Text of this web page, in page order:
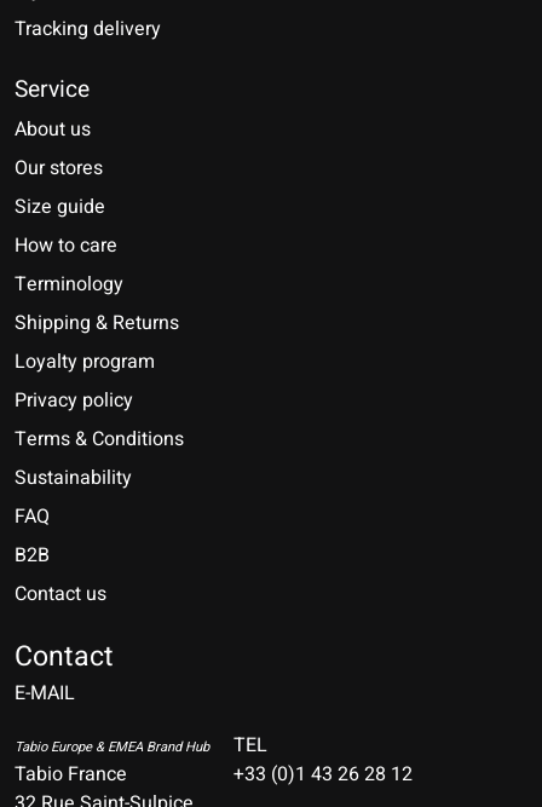
Tracking delivery
Service
About us
Our stores
Size guide
How to care
Terminology
Shipping & Returns
Loyalty program
Privacy policy
Terms & Conditions
Sustainability
FAQ
B2B
Contact us
Contact
E-MAIL
Tabio Europe & EMEA Brand Hub
Tabio France
TEL
+33 (0)1 43 26 28 12
Español